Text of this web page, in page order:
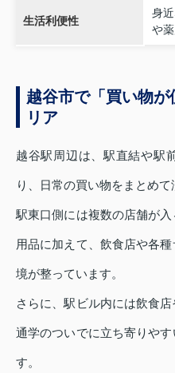
生活利便性
身
や
越谷市で「買い物
リア
越谷駅周辺は、駅直結や駅
り、日常の買い物をまとめて
駅東口側には複数の店舗が
用品に加えて、飲食店や各
境が整っています。
さらに、駅ビル内には飲食
通学のついでに立ち寄りや
す。